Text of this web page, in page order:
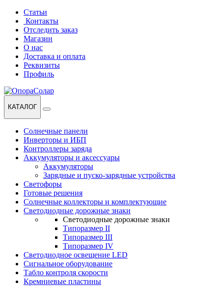
Перейти
навигации
Перейти
содержанию
Статьи
Контакты
Отследить заказ
Магазин
О нас
Доставка и оплата
Реквизиты
Профиль
КАТАЛОГ
Солнечные панели
Инверторы и ИБП
Контроллеры заряда
Аккумуляторы и аксессуары
Аккумуляторы
Зарядные и пуско-зарядные устройства
Светофоры
Готовые решения
Солнечные коллекторы и комплектующие
Светодиодные дорожные знаки
Светодиодные дорожные знаки
Типоразмер II
Типоразмер III
Типоразмер IV
Светодиодное освещение LED
Сигнальное оборудование
Табло контроля скорости
Кремниевые пластины